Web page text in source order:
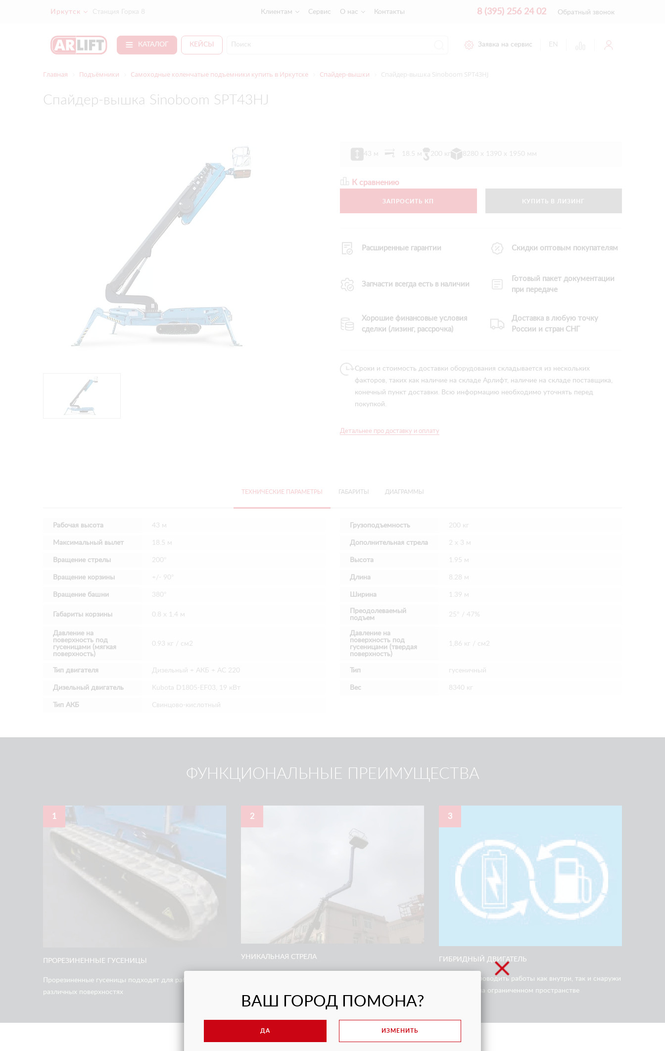
Иркутск Станция Горка 8 Клиентам Сервис О нас Контакты 8 (395) 256 24 02 Обратный звонок
КАТАЛОГ КЕЙСЫ Заявка на сервис EN
Главная Подъёмники Самоходные коленчатые подъемники купить в Иркутске Спайдер-вышки Спайдер-вышка Sinoboom SPT43HJ
Спайдер-вышка Sinoboom SPT43HJ
43 м 18.5 м 200 кг 8280 х 1390 х 1950 мм
К сравнению
ЗАПРОСИТЬ КП КУПИТЬ В ЛИЗИНГ
Расширенные гарантии Скидки оптовым покупателям
Запчасти всегда есть в наличии
Готовый пакет документации
при передаче
Хорошие финансовые условия
сделки (лизинг, рассрочка)
Доставка в любую точку
России и стран СНГ
Сроки и стоимость доставки оборудования складывается из нескольких
факторов, таких как наличие на складе Арлифт, наличие на складе поставщика,
конечный пункт доставки. Всю информацию необходимо уточнять перед
покупкой.
Детальнее про доставку и оплату
ТЕХНИЧЕСКИЕ ПАРАМЕТРЫ ГАБАРИТЫ ДИАГРАММЫ
Рабочая высота 43 м Грузоподъемность 200 кг
Максимальный вылет 18.5 м Дополнительная стрела 2 х 3 м
Вращение стрелы 200° Высота 1.95 м
Вращение корзины +/- 90° Длина 8.28 м
Вращение башни 380° Ширина 1.39 м
Габариты корзины 0.8 х 1.4 м
Преодолеваемый
подъем
25° / 47%
Давление на
поверхность под
гусеницами (мягкая
поверхность)
0.93 кг / см2
Давление на
поверхность под
гусеницами (твердая
поверхность)
1,86 кг / см2
Тип двигателя Дизельный + АКБ + AC 220 Тип гусеничный
Дизельный двигатель Kubota D1805-EF03, 19 кВт Вес 8340 кг
Тип АКБ Свинцово-кислотный
ФУНКЦИОНАЛЬНЫЕ ПРЕИМУЩЕСТВА
1
ПРОРЕЗИНЕННЫЕ ГУСЕНИЦЫ
Прорезиненные гусеницы подходят для работы на
различных поверхностях
2
УНИКАЛЬНАЯ СТРЕЛА
3
ГИБРИДНЫЙ ДВИГАТЕЛЬ
Позволяет проводить работы как внутри, так и снаружи
помещения на ограниченном пространстве
ВАШ ГОРОД ПОМОНА?
ДА ИЗМЕНИТЬ